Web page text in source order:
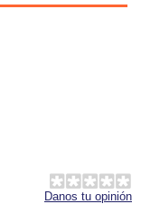
Danos tu opinión